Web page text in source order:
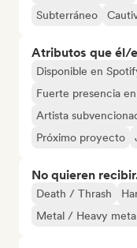
Subterráneo
Atributos que él/
Disponible en
Fuerte presencia
Artista
Próximo proyecto
No quieren
Death / Thrash
Metal / Heavy